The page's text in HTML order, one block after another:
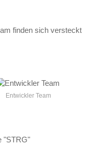
finden sich versteckt
Entwickler Team
"STRG"